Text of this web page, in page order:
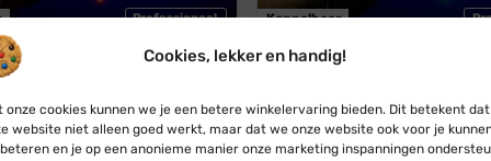
Cookies, lekker en handig!
onze cookies kunnen we je een betere winkelervaring bieden. Dit betekent dat
website niet alleen goed werkt, maar dat we onze website ook voor je
en je op een anonieme manier onze marketing inspanningen
Professioneel
· Koppelbaar ·
LED · IP67
Oorspronkelijke
€37,45Huidige
Koppelbaar
Groene kerstverlichting ·
· 10m · 100 LED · IP67
€41,45 Oorspronkelijke
€37,45Huidige